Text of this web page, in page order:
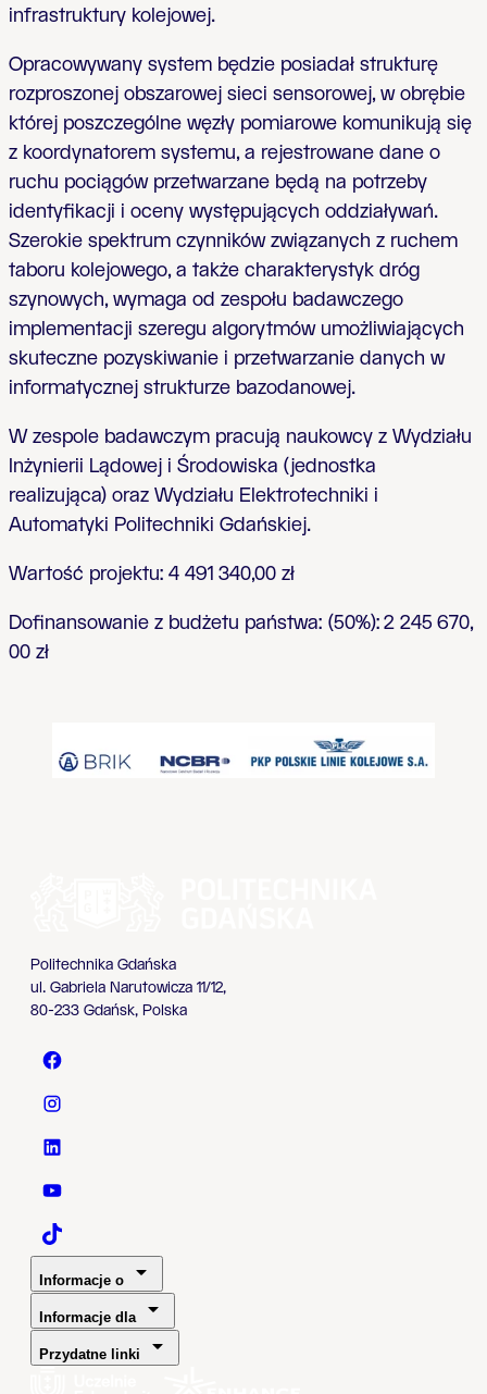
infrastruktury kolejowej.
Opracowywany system będzie posiadał strukturę
rozproszonej obszarowej sieci sensorowej, w obrębie
której poszczególne węzły pomiarowe komunikują się
z koordynatorem systemu, a rejestrowane dane o
ruchu pociągów przetwarzane będą na potrzeby
identyfikacji i oceny występujących oddziaływań.
Szerokie spektrum czynników związanych z ruchem
taboru kolejowego, a także charakterystyk dróg
szynowych, wymaga od zespołu badawczego
implementacji szeregu algorytmów umożliwiających
skuteczne pozyskiwanie i przetwarzanie danych w
informatycznej strukturze bazodanowej.
W zespole badawczym pracują naukowcy z Wydziału
Inżynierii Lądowej i Środowiska (jednostka
realizująca) oraz Wydziału Elektrotechniki i
Automatyki Politechniki Gdańskiej.
Wartość projektu: 4 491 340,00 zł
Dofinansowanie z budżetu państwa: (50%):2 245 670,
00 zł
Politechnika Gdańska
ul. Gabriela Narutowicza 11/12,
80-233 Gdańsk, Polska
Politechnika Gdańska - Facebook
Politechnika Gdańska - Instagram
Politechnika Gdańska - LinkedIn
Politechnika Gdańska - YouTube
Politechnika Gdańska - TaikTok
Informacje o
Informacje dla
Przydatne linki